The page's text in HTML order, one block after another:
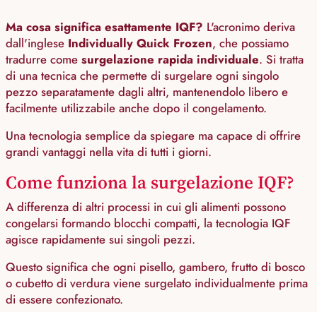
Ma cosa significa esattamente IQF? L'acronimo deriva
dall'inglese Individually Quick Frozen, che possiamo
tradurre come surgelazione rapida individuale. Si tratta
di una tecnica che permette di surgelare ogni singolo
pezzo separatamente dagli altri, mantenendolo libero e
facilmente utilizzabile anche dopo il congelamento.
Una tecnologia semplice da spiegare ma capace di offrire
grandi vantaggi nella vita di tutti i giorni.
Come funziona la surgelazione IQF?
A differenza di altri processi in cui gli alimenti possono
congelarsi formando blocchi compatti, la tecnologia IQF
agisce rapidamente sui singoli pezzi.
Questo significa che ogni pisello, gambero, frutto di bosco
o cubetto di verdura viene surgelato individualmente prima
di essere confezionato.